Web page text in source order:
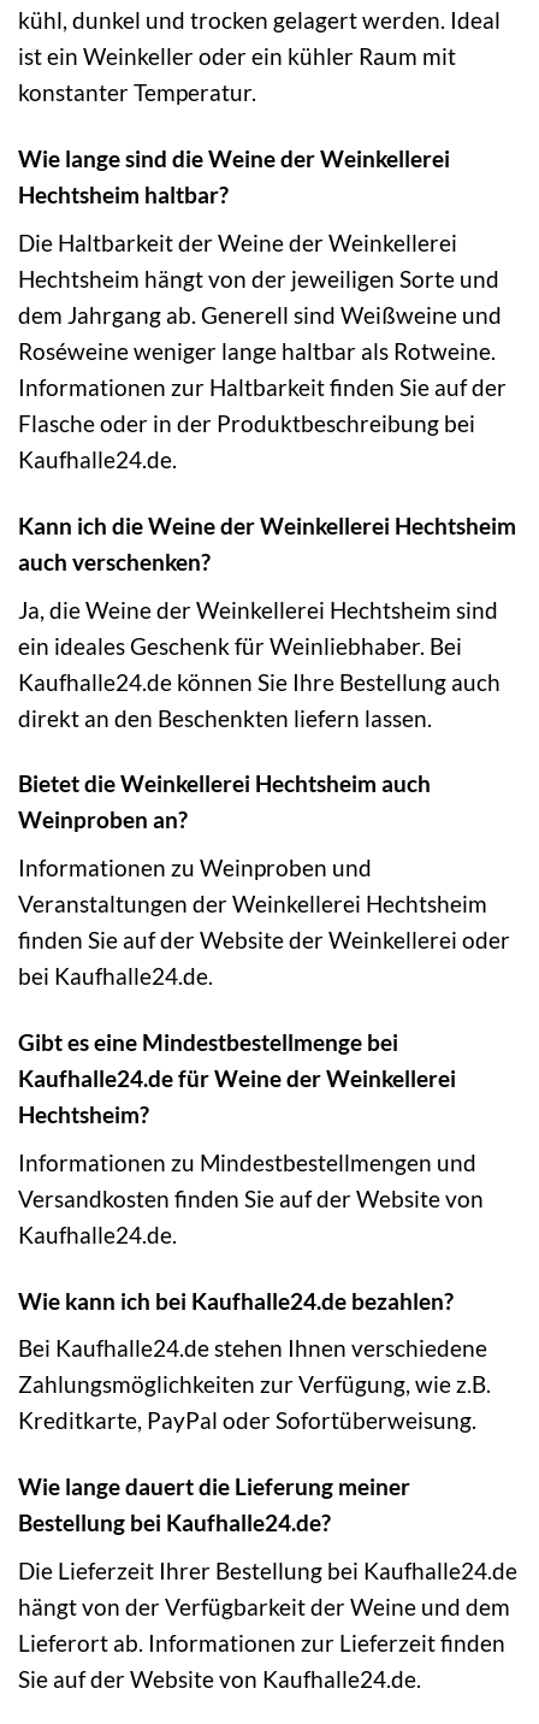
kühl, dunkel und trocken gelagert werden. Ideal
ist ein Weinkeller oder ein kühler Raum mit
konstanter Temperatur.
Wie lange sind die Weine der Weinkellerei
Hechtsheim haltbar?
Die Haltbarkeit der Weine der Weinkellerei
Hechtsheim hängt von der jeweiligen Sorte und
dem Jahrgang ab. Generell sind Weißweine und
Roséweine weniger lange haltbar als Rotweine.
Informationen zur Haltbarkeit finden Sie auf der
Flasche oder in der Produktbeschreibung bei
Kaufhalle24.de.
Kann ich die Weine der Weinkellerei Hechtsheim
auch verschenken?
Ja, die Weine der Weinkellerei Hechtsheim sind
ein ideales Geschenk für Weinliebhaber. Bei
Kaufhalle24.de können Sie Ihre Bestellung auch
direkt an den Beschenkten liefern lassen.
Bietet die Weinkellerei Hechtsheim auch
Weinproben an?
Informationen zu Weinproben und
Veranstaltungen der Weinkellerei Hechtsheim
finden Sie auf der Website der Weinkellerei oder
bei Kaufhalle24.de.
Gibt es eine Mindestbestellmenge bei
Kaufhalle24.de für Weine der Weinkellerei
Hechtsheim?
Informationen zu Mindestbestellmengen und
Versandkosten finden Sie auf der Website von
Kaufhalle24.de.
Wie kann ich bei Kaufhalle24.de bezahlen?
Bei Kaufhalle24.de stehen Ihnen verschiedene
Zahlungsmöglichkeiten zur Verfügung, wie z.B.
Kreditkarte, PayPal oder Sofortüberweisung.
Wie lange dauert die Lieferung meiner
Bestellung bei Kaufhalle24.de?
Die Lieferzeit Ihrer Bestellung bei Kaufhalle24.de
hängt von der Verfügbarkeit der Weine und dem
Lieferort ab. Informationen zur Lieferzeit finden
Sie auf der Website von Kaufhalle24.de.